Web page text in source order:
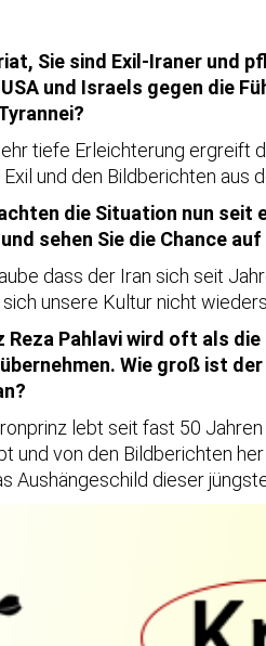
Sie sind Exil-Iraner und
und Israels gegen die
tiefe Erleichterung ergreift
und den Bildberichten aus
die Situation nun seit
sehen Sie die Chance
dass der Iran sich seit
unsere Kultur nicht
Reza Pahlavi wird oft als
Wie groß ist
lebt seit fast 50
und von den Bildberichten
Aushängeschild dieser